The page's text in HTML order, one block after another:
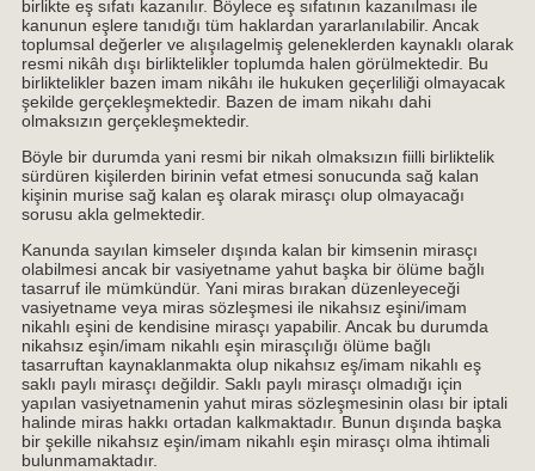
birlikte eş sıfatı kazanılır. Böylece eş sıfatının kazanılması ile
kanunun eşlere tanıdığı tüm haklardan yararlanılabilir. Ancak
toplumsal değerler ve alışılagelmiş geleneklerden kaynaklı olarak
resmi nikâh dışı birliktelikler toplumda halen görülmektedir. Bu
birliktelikler bazen imam nikâhı ile hukuken geçerliliği olmayacak
şekilde gerçekleşmektedir. Bazen de imam nikahı dahi
olmaksızın gerçekleşmektedir.
Böyle bir durumda yani resmi bir nikah olmaksızın fiilli birliktelik
sürdüren kişilerden birinin vefat etmesi sonucunda sağ kalan
kişinin murise sağ kalan eş olarak mirasçı olup olmayacağı
sorusu akla gelmektedir.
Kanunda sayılan kimseler dışında kalan bir kimsenin mirasçı
olabilmesi ancak bir vasiyetname yahut başka bir ölüme bağlı
tasarruf ile mümkündür. Yani miras bırakan düzenleyeceği
vasiyetname veya miras sözleşmesi ile nikahsız eşini/imam
nikahlı eşini de kendisine mirasçı yapabilir. Ancak bu durumda
nikahsız eşin/imam nikahlı eşin mirasçılığı ölüme bağlı
tasarruftan kaynaklanmakta olup nikahsız eş/imam nikahlı eş
saklı paylı mirasçı değildir. Saklı paylı mirasçı olmadığı için
yapılan vasiyetnamenin yahut miras sözleşmesinin olası bir iptali
halinde miras hakkı ortadan kalkmaktadır. Bunun dışında başka
bir şekille nikahsız eşin/imam nikahlı eşin mirasçı olma ihtimali
bulunmamaktadır.